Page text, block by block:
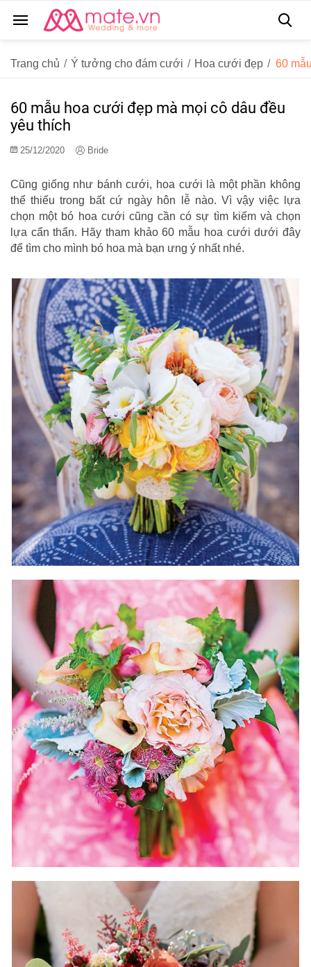
Trang chủ / Ý tưởng cho đám cưới / Hoa cưới đẹp / 60
60 mẫu hoa cưới đẹp mà mọi cô dâu đều
yêu thích
25/12/2020 Bride
Cũng giống như bánh cưới, hoa cưới là một phần không
thể thiếu trong bất cứ ngày hôn lễ nào. Vì vậy việc lựa
chọn một bó hoa cưới cũng cần có sự tìm kiếm và chọn
lựa cẩn thẩn. Hãy tham khảo 60 mẫu hoa cưới dưới đây
để tìm cho mình bó hoa mà bạn ưng ý nhất nhé.